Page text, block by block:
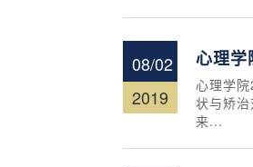
08/02
2019
心理
心理学
状与矫
来...